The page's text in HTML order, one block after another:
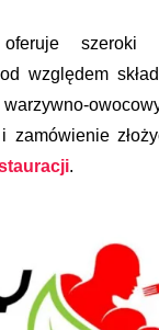
szeroki
względem
zamówienie
.